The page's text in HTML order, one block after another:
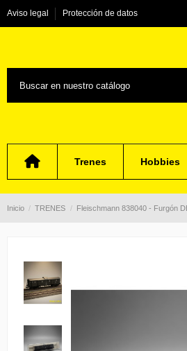
Aviso legal Protección de datos
Trenes Hobbies
Inicio TRENES Fleischmann 838040 - Furgón